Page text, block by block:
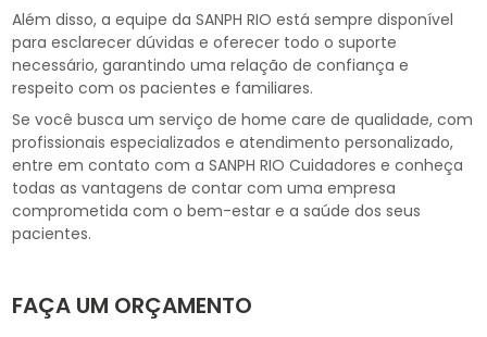
Além disso, a equipe da SANPH RIO está sempre disponível
para esclarecer dúvidas e oferecer todo o suporte
necessário, garantindo uma relação de confiança e
respeito com os pacientes e familiares.
Se você busca um serviço de home care de qualidade, com
profissionais especializados e atendimento personalizado,
entre em contato com a SANPH RIO Cuidadores e conheça
todas as vantagens de contar com uma empresa
comprometida com o bem-estar e a saúde dos seus
pacientes.
FAÇA UM ORÇAMENTO